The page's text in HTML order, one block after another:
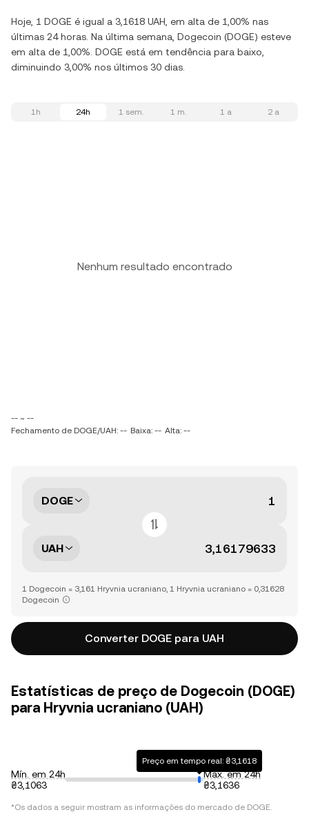
Hoje, 1 DOGE é igual a 3,1618 UAH, em alta de 1,00% nas
últimas 24 horas. Na última semana, Dogecoin (DOGE) esteve
em alta de 1,00%. DOGE está em tendência para baixo,
diminuindo 3,00% nos últimos 30 dias.
1h 24h 1 sem. 1 m. 1 a 2 a
Nenhum resultado encontrado
-- ~ --
Fechamento de DOGE/UAH: -- Baixa: -- Alta: --
DOGE
UAH
1 Dogecoin = 3,161 Hryvnia ucraniano, 1 Hryvnia ucraniano = 0,31628
Dogecoin
Converter DOGE para UAH
Estatísticas de preço de Dogecoin (DOGE)
para Hryvnia ucraniano (UAH)
Mín. em 24h
₴3,1063
Preço em tempo real: ₴3,1618
Máx. em 24h
₴3,1636
*Os dados a seguir mostram as informações do mercado de DOGE.